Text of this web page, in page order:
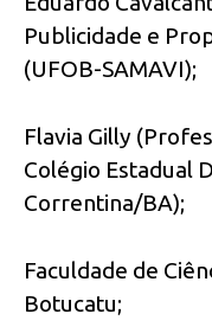
Publicidade e
(UFOB-SAMAVI);
Flavia Gilly
Colégio Estadual
Correntina/BA);
Faculdade de
Botucatu;